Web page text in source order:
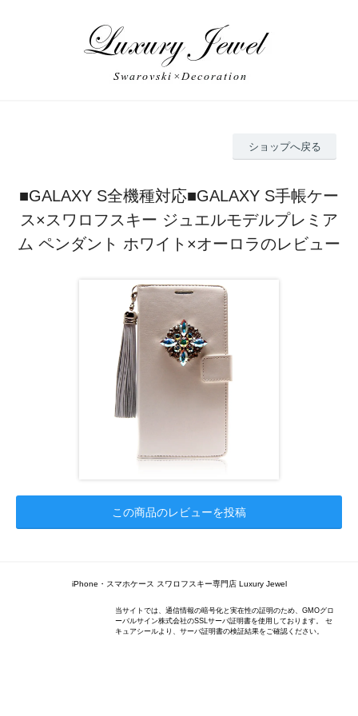
ショップへ戻る
■GALAXY S全機種対応■GALAXY S手帳ケー
ス×スワロフスキー ジュエルモデルプレミア
ム ペンダント ホワイト×オーロラのレビュー
この商品のレビューを投稿
iPhone・スマホケース スワロフスキー専門店 Luxury Jewel
当サイトでは、通信情報の暗号化と実在性の証明のため、GMOグロ
ーバルサイン株式会社のSSLサーバ証明書を使用しております。 セ
キュアシールより、サーバ証明書の検証結果をご確認ください。